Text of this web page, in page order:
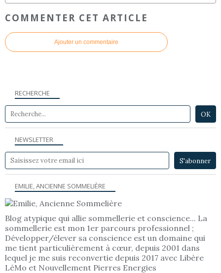
COMMENTER CET ARTICLE
Ajouter un commentaire
NEWSLETTER
RECHERCHE
EMILIE, ANCIENNE SOMMELIÈRE
Blog atypique qui allie sommellerie et conscience... La
sommellerie est mon 1er parcours professionnel ;
Développer/élever sa conscience est un domaine qui
me tient particulièrement à cœur, depuis 2001 dans
lequel je me suis reconvertie depuis 2017 avec Libère
LèMo et Nouvellement Pierres Energies